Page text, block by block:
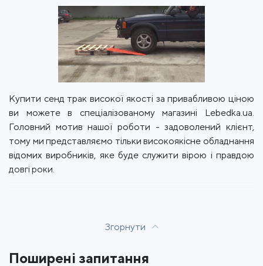
Купити сенд трак високої якості за привабливою ціною
ви можете в спеціалізованому магазині Lebedka.ua.
Головний мотив нашої роботи - задоволений клієнт,
тому ми представляємо тільки високоякісне обладнання
відомих виробників, яке буде служити вірою і правдою
довгі роки.
Згорнути
Поширені запитання